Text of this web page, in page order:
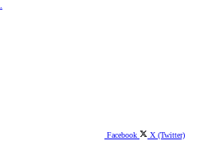
Facebook X (Twitter)